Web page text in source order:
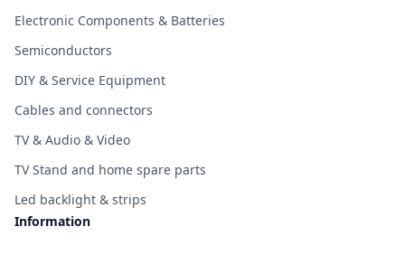
Electronic Components & Batteries
Semiconductors
DIY & Service Equipment
Cables and connectors
TV & Audio & Video
TV Stand and home spare parts
Led backlight & strips
Information